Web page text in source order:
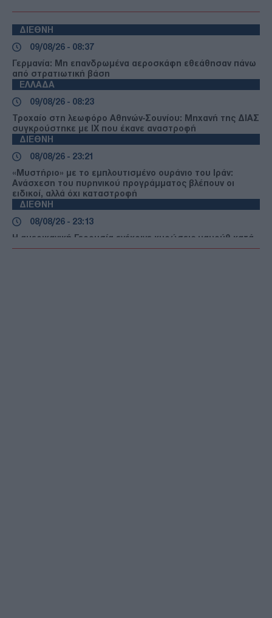
ΔΙΕΘΝΗ
09/08/26 - 08:37
Γερμανία: Μη επανδρωμένα αεροσκάφη εθεάθησαν πάνω
από στρατιωτική βάση
ΕΛΛΑΔΑ
09/08/26 - 08:23
Τροχαίο στη λεωφόρο Αθηνών-Σουνίου: Μηχανή της ΔΙΑΣ
συγκρούστηκε με ΙΧ που έκανε αναστροφή
ΔΙΕΘΝΗ
08/08/26 - 23:21
«Μυστήριο» με το εμπλουτισμένο ουράνιο του Ιράν:
Ανάσχεση του πυρηνικού προγράμματος βλέπουν οι
ειδικοί, αλλά όχι καταστροφή
ΔΙΕΘΝΗ
08/08/26 - 23:13
Η αμερικανική Γερουσία ενέκρινε κυρώσεις-μαμούθ κατά
της Ρωσίας: Δασμοί έως 100% στις χώρες που